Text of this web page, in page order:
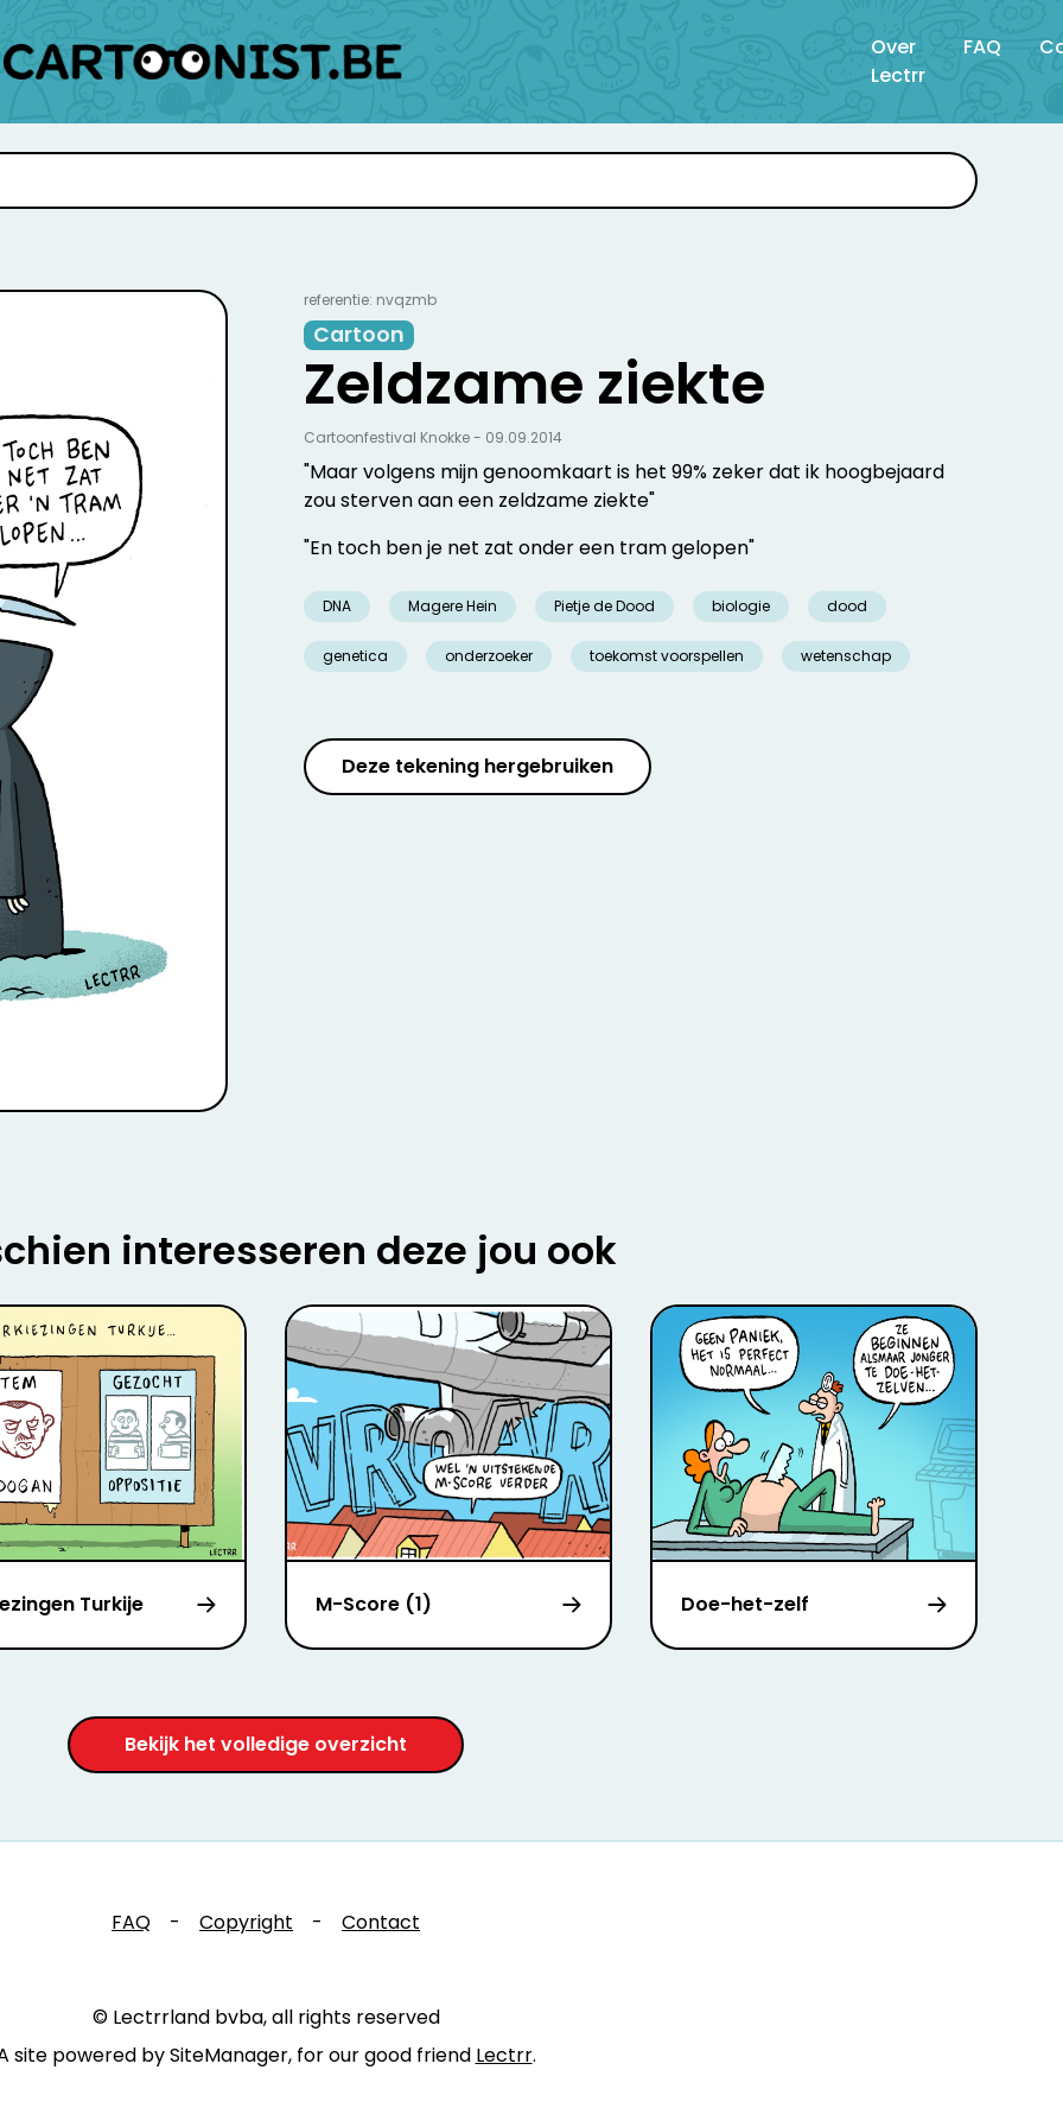
Over
Lectrr
FAQ
referentie: nvqzmb
Cartoon
Zeldzame ziekte
"Maar volgens mijn genoomkaart is het 99% zeker dat ik hoogbejaard
zou sterven aan een zeldzame ziekte"
"En toch ben je net zat onder een tram gelopen"
DNA Magere Hein Pietje de Dood biologie dood
genetica onderzoeker toekomst voorspellen wetenschap
Cartoonfestival Knokke - 09.09.2014
Deze tekening hergebruiken
interesseren deze jou ook
Turkije M-Score (1) Doe-het-zelf
Bekijk het volledige overzicht
FAQ - Copyright - Contact
© Lectrrland bvba, all rights reserved
site powered by SiteManager, for our good friend Lectrr.